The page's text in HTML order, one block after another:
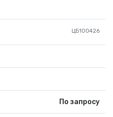
ЦБ100426
По запросу